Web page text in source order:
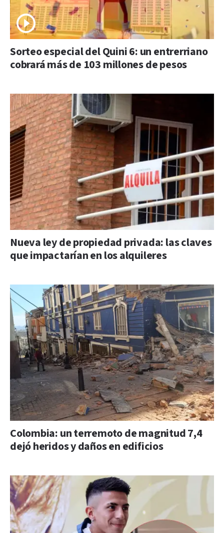
Sorteo especial del Quini 6: un entrerriano
cobrará más de 103 millones de pesos
Nueva ley de propiedad privada: las claves
que impactarían en los alquileres
Colombia: un terremoto de magnitud 7,4
dejó heridos y daños en edificios